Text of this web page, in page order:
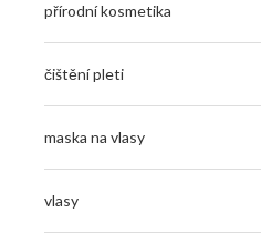
přírodní kosmetika
čištění pleti
maska na vlasy
vlasy